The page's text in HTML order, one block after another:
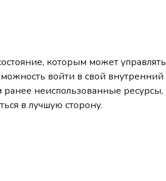
которым может управлять
войти в свой внутренний
неиспользованные ресурсы,
в лучшую сторону.